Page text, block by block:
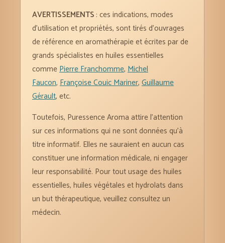
AVERTISSEMENTS : ces indications, modes
d’utilisation et propriétés, sont tirés d’ouvrages
de référence en aromathérapie et écrites par de
grands spécialistes en huiles essentielles
commePierre Franchomme,Michel
Faucon,Françoise Couic Mariner,Guillaume
Gérault, etc.
Toutefois, Puressence Aroma attire l’attention
sur ces informations qui ne sont données qu’à
titre informatif. Elles ne sauraient en aucun cas
constituer une information médicale, ni engager
leur responsabilité. Pour tout usage des huiles
essentielles, huiles végétales et hydrolats dans
un but thérapeutique, veuillez consultez un
médecin.